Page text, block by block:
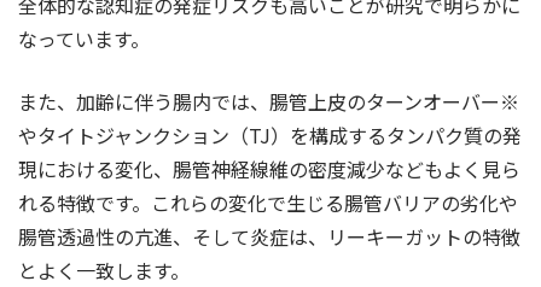
なっています。
また、加齢に伴う腸内では、腸管上皮のターンオーバー※
やタイトジャンクション（TJ）を構成するタンパク質の発
現における変化、腸管神経線維の密度減少などもよく見ら
れる特徴です。これらの変化で生じる腸管バリアの劣化や
腸管透過性の亢進、そして炎症は、リーキーガットの特徴
とよく一致します。